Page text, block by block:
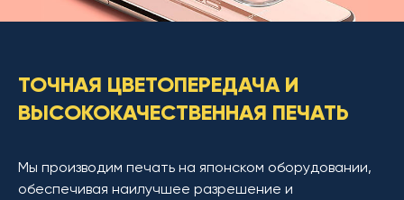
ТОЧНАЯ ЦВЕТОПЕРЕДАЧА И
ВЫСОКОКАЧЕСТВЕННАЯ ПЕЧАТЬ
Мы производим печать на японском оборудовании,
обеспечивая наилучшее разрешение и